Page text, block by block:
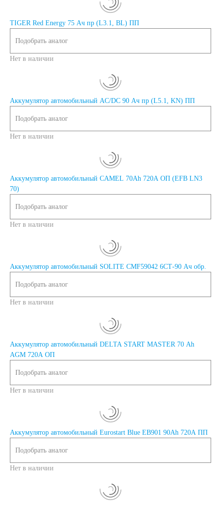
TIGER Red Energy 75 Ач пр (L3.1, BL) ПП
Подобрать аналог
Нет в наличии
Аккумулятор автомобильный AC/DC 90 Ач пр (L5.1, KN) ПП
Подобрать аналог
Нет в наличии
Аккумулятор автомобильный CAMEL 70Ah 720A ОП (EFB LN3
70)
Подобрать аналог
Нет в наличии
Аккумулятор автомобильный SOLITE CMF59042 6СТ-90 Ач обр.
Подобрать аналог
Нет в наличии
Аккумулятор автомобильный DELTA START MASTER 70 Ah
AGM 720А ОП
Подобрать аналог
Нет в наличии
Аккумулятор автомобильный Eurostart Blue EB901 90Ah 720A ПП
Подобрать аналог
Нет в наличии